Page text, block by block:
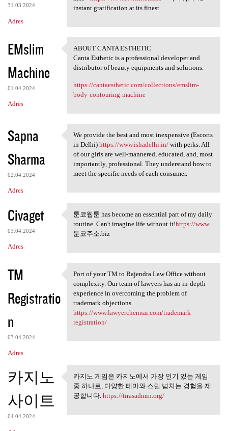
31.03.2024
Adres
instant gratification at its finest.
EMslim
Machine
01.04.2024
Adres
ABOUT CANTA ESTHETIC
ABOUT CANTA ESTHETIC
Canta Esthetic is a professional developer and
distributor of beauty equipments and solutions.
https://cantaesthetic.com/collections/emslim-
body-contouring-machine
Sapna
Sharma
02.04.2024
Adres
We provide the best and most
We provide the best and most inexpensive (Escorts
in Delhi) https://www.ishadelhi.in/with perks. All
of our girls are well-mannered, educated, and, most
importantly, professional. They understand how to
meet the specific needs of each consumer.
Civaget
03.04.2024
Adres
툰코웹툰 has become an essential
툰코웹툰 has become an essential part of my daily
routine. Can't imagine life without it!https://www.
툰코주소.biz
TM
Registratio
n
03.04.2024
Adres
Port of your TM to Rajendra
Port of your TM to Rajendra Law Office without
complexity. Our team of lawyers has an in-depth
experience in overcoming the problem of
trademark objections.
https://www.lawyerchennai.com/trademark-
registration/
카지노
사이트
04.04.2024
카지노 게임은 카지노에서 가장
인기 있는 게임 중
카지노 게임은 카지노에서 가장 인기 있는 게임
중 하나로, 다양한 테마와 스릴 넘치는 경험을 제
공합니다. https://tirasadmin.org/